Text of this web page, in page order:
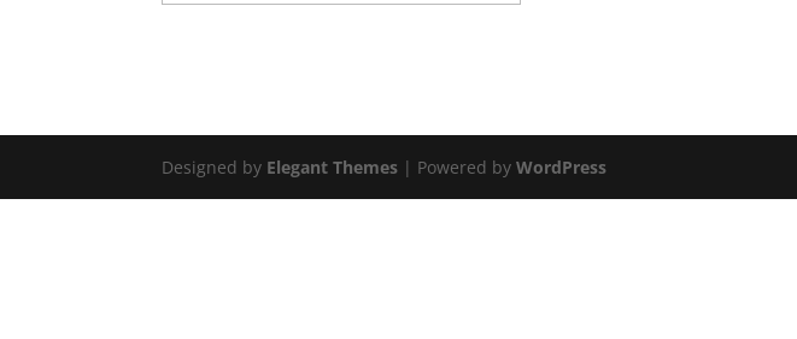
Designed by Elegant Themes | Powered byWordPress